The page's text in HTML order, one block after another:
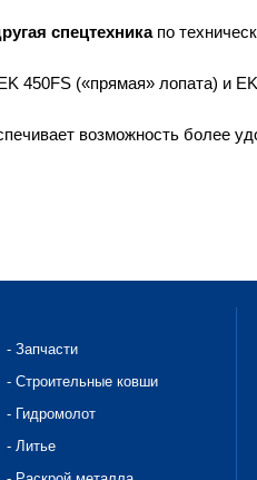
спецтехникапо
450FS («прямая» лопата) и
возможность более
- Запчасти
- Строительные ковши
- Гидромолот
- Литье